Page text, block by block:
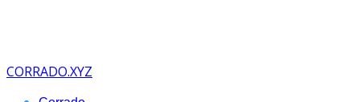
CORRADO.XYZ